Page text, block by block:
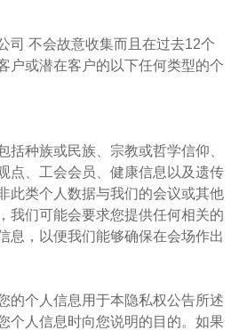
司 不会故意收集而且在过去12个
户或潜在客户的以下任何类型的个
括种族或民族、宗教或哲学信仰、
点、工会会员、健康信息以及遗传
此类个人数据与我们的会议或其他
我们可能会要求您提供任何相关的
息，以便我们能够确保在会场作出
的个人信息用于本隐私权公告所述
个人信息时向您说明的目的。如果